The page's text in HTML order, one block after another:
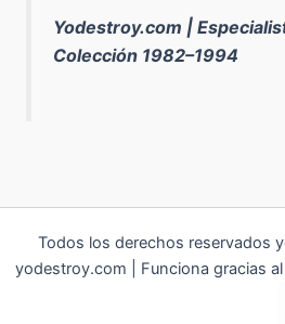
Yodestroy.com |
Colección 1982–1994
Todos los derechos reservados
yodestroy.com | Funciona gracias